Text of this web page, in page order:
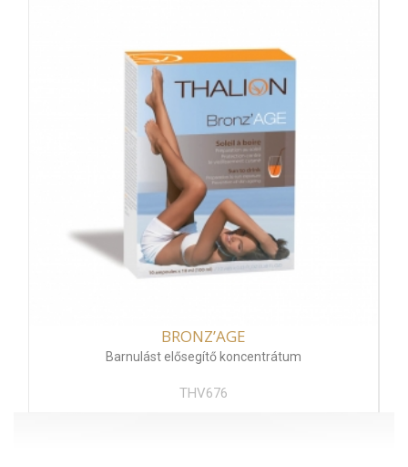
BRONZ’AGE
Barnulást elősegítő koncentrátum
THV676